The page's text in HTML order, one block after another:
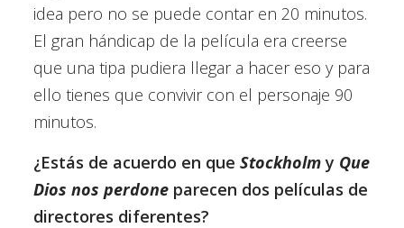
idea pero no se puede contar en 20 minutos.
El gran hándicap de la película era creerse
que una tipa pudiera llegar a hacer eso y para
ello tienes que convivir con el personaje 90
minutos.
¿Estás de acuerdo en que Stockholmy Que
Dios nos perdoneparecen dos películas de
directores diferentes?